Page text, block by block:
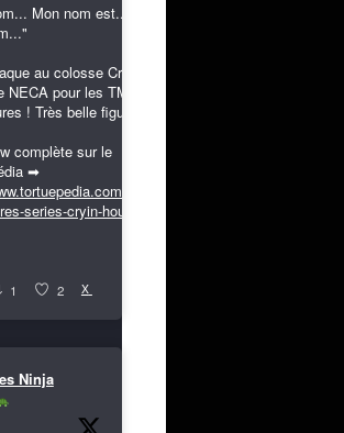
Mon nom est...
au colosse Cryin'
NECA pour les TMNT
! Très belle figurine !
complète sur le
➡
tmnt-
series-cryin-houn...
1 2 X
Ninja